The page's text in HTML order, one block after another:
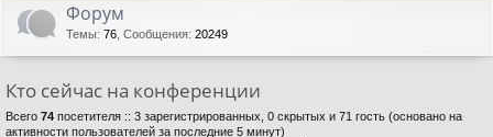
Форум
Темы: 76 Сообщения: 20249
Кто сейчас на конференции
Всего 74 посетителя :: 3 зарегистрированных, 0 скрытых и 71 гость (основано на
активности пользователей за последние 5 минут)